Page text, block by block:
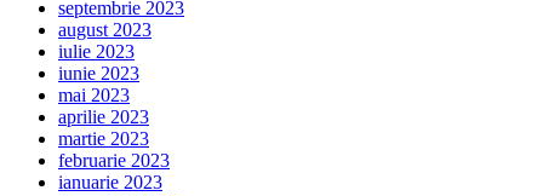
septembrie 2023
august 2023
iulie 2023
iunie 2023
mai 2023
aprilie 2023
martie 2023
februarie 2023
ianuarie 2023